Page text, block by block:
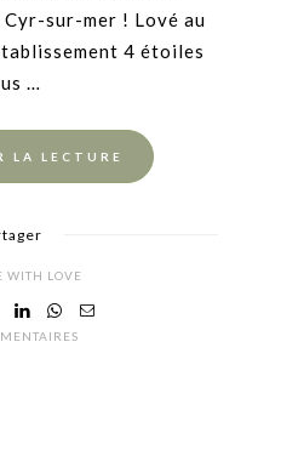
sur-mer ! Lové au
4 étoiles
…
LA LECTURE
WITH LOVE